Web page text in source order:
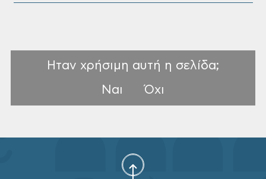
Ηταν χρήσιμη αυτή η σελίδα;
Ναι
Όχι